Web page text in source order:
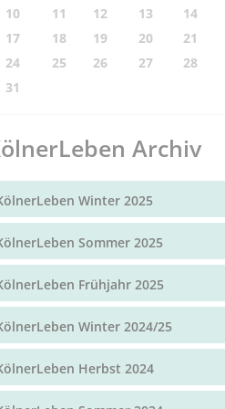
10 11 12 13 14
17
18 19 20 21
24
25 26 27 28
31
Archiv
Winter 2025
Sommer 2025
Frühjahr 2025
Winter 2024/25
Herbst 2024